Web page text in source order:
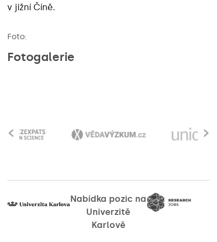
v jižní Číně.
Foto:
Fotogalerie
›
‹
Nabídka pozic na
Univerzitě
Karlově